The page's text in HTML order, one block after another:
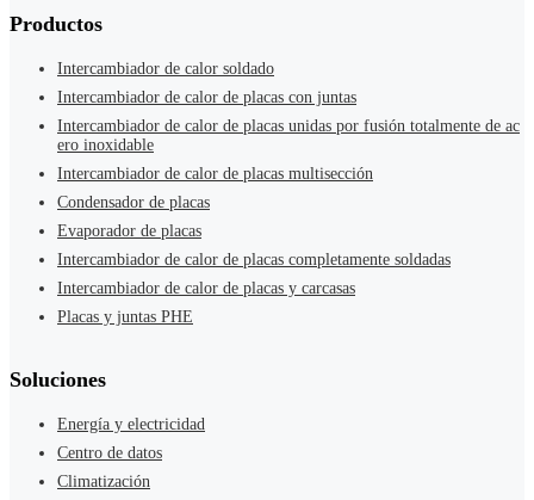
Productos
Intercambiador de calor soldado
Intercambiador de calor de placas con juntas
Intercambiador de calor de placas unidas por fusión totalmente de ac
ero inoxidable
Intercambiador de calor de placas multisección
Condensador de placas
Evaporador de placas
Intercambiador de calor de placas completamente soldadas
Intercambiador de calor de placas y carcasas
Placas y juntas PHE
Soluciones
Energía y electricidad
Centro de datos
Climatización